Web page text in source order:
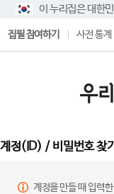
이 누리집은 대한
집필 참여하기 사전 통계
계정(ID) / 비밀번호 찾기
계정을 만들 때 입력